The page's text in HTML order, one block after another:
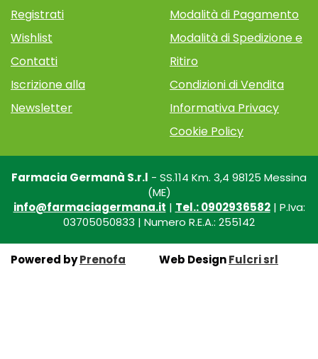
Registrati
Wishlist
Contatti
Iscrizione alla
Newsletter
Modalità di Pagamento
Modalità di Spedizione e
Ritiro
Condizioni di Vendita
Informativa Privacy
Cookie Policy
Farmacia Germanà S.r.l - SS.114 Km. 3,4 98125 Messina
(ME)
info@farmaciagermana.it | Tel.: 0902936582| P.Iva:
03705050833 | Numero R.E.A.: 255142
Powered byPrenofa Web DesignFulcri srl